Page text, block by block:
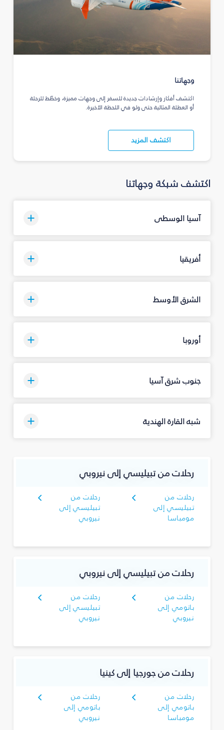
وجهاتنا
اكتشف أفكار وإرشادات جديدة للسفر إلى وجهات مميزة، وخطّط للرحلة
أو العطلة المثالية حتى ولو في اللحظة الأخيرة.
اكتشف المزيد
اكتشف شبكة وجهاتنا
آسيا الوسطى
أفريقيا
الشرق الأوسط
أوروبا
جنوب شرق آسيا
شبه القارة الهندية
رحلات من تبيليسي إلى نيروبي
رحلات من
تبيليسي إلى
مومباسا
رحلات من
تبيليسي إلى
نيروبي
رحلات من تبيليسي إلى نيروبي
رحلات من
باتومي إلى
نيروبي
رحلات من
تبيليسي إلى
نيروبي
رحلات من جورجيا إلى كينيا
رحلات من
باتومي إلى
مومباسا
رحلات من
باتومي إلى
نيروبي